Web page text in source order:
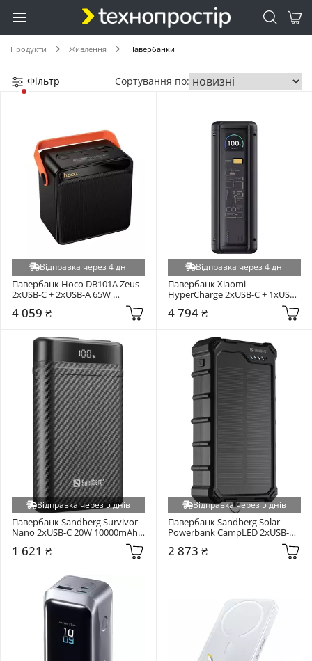
Продукти Живлення Павербанки
Фільтр Сортування по:
Відправка через 4 дні
Павербанк Hoco DB101A Zeus
2xUSB-C + 2xUSB-A 65W
4 059 ₴
Відправка через 4 дні
Павербанк Xiaomi
HyperCharge 2xUSB-C + 1xUSB-
(BHR9970GL)
4 794 ₴
Відправка через 5 днів
Павербанк Sandberg Survivor
Nano 2xUSB-C 20W 10000mAh
1 621 ₴
Відправка через 5 днів
Павербанк Sandberg Solar
Powerbank CampLED 2xUSB-C
+ 1xUSB-A 22,5W 20000mAh
Black (421-24)
2 873 ₴